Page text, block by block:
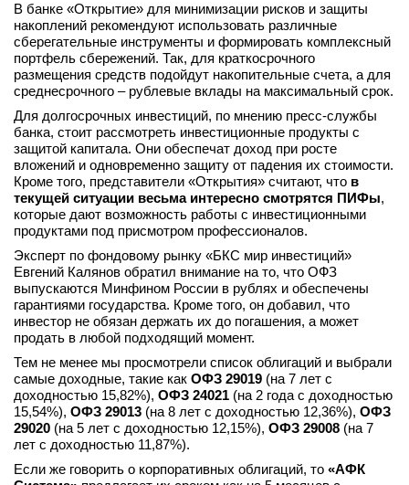
В банке «Открытие» для минимизации рисков и защиты
накоплений рекомендуют использовать различные
сберегательные инструменты и формировать комплексный
портфель сбережений. Так, для краткосрочного
размещения средств подойдут накопительные счета, а для
среднесрочного – рублевые вклады на максимальный срок.
Для долгосрочных инвестиций, по мнению пресс-службы
банка, стоит рассмотреть инвестиционные продукты с
защитой капитала. Они обеспечат доход при росте
вложений и одновременно защиту от падения их стоимости.
Кроме того, представители «Открытия» считают, что в
текущей ситуации весьма интересно смотрятся ПИФы,
которые дают возможность работы с инвестиционными
продуктами под присмотром профессионалов.
Эксперт по фондовому рынку «БКС мир инвестиций»
Евгений Калянов обратил внимание на то, что ОФЗ
выпускаются Минфином России в рублях и обеспечены
гарантиями государства. Кроме того, он добавил, что
инвестор не обязан держать их до погашения, а может
продать в любой подходящий момент.
Тем не менее мы просмотрели список облигаций и выбрали
самые доходные, такие как ОФЗ 29019 (на 7 лет с
доходностью 15,82%), ОФЗ 24021 (на 2 года с доходностью
15,54%), ОФЗ 29013 (на 8 лет с доходностью 12,36%), ОФЗ
29020 (на 5 лет с доходностью 12,15%), ОФЗ 29008 (на 7
лет с доходностью 11,87%).
Если же говорить о корпоративных облигаций, то «АФК